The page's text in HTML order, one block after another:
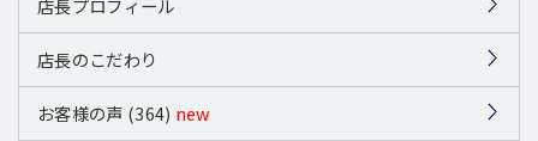
店長プロフィール
店長のこだわり
お客様の声 (364) new